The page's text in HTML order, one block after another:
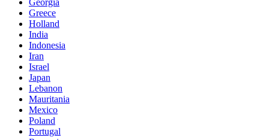
Georgia
Greece
Holland
India
Indonesia
Iran
Israel
Japan
Lebanon
Mauritania
Mexico
Poland
Portugal